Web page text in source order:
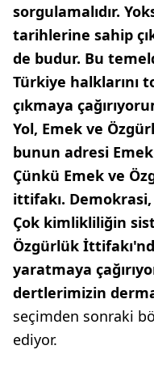
sorgulamalıdır.
tarihlerine sahip
de budur. Bu
Türkiye halklarını
çıkmaya
Yol, Emek ve
bunun adresi
Çünkü Emek ve
ittifakı.
Çok kimlikliliğin
Özgürlük
yaratmaya
dertlerimizin
seçimden sonraki
ediyor.